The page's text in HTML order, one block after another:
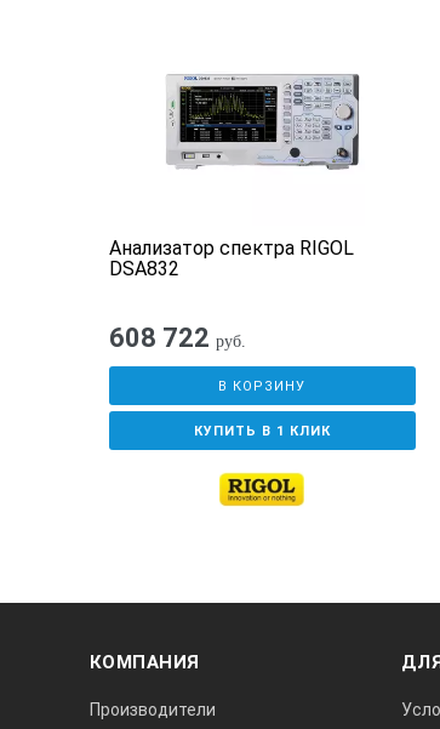
Анализатор спектра RIGOL
DSA832
608 722 руб.
В КОРЗИНУ
КУПИТЬ В 1 КЛИК
КОМПАНИЯ
Производители